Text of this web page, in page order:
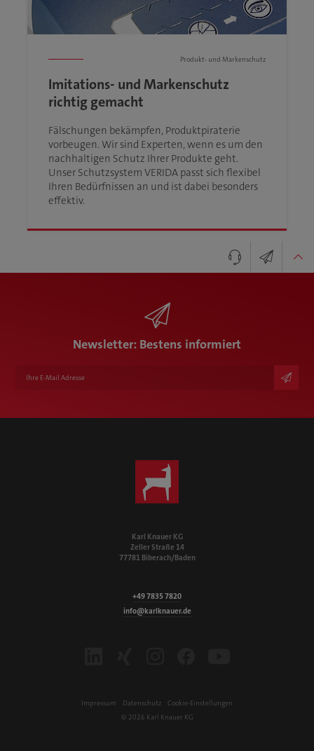
Produkt- und Markenschutz
Imitations- und Markenschutz
richtig gemacht
Fälschungen bekämpfen, Produktpiraterie
vorbeugen. Wir sind Experten, wenn es um den
nachhaltigen Schutz Ihrer Produkte geht.
Unser Schutzsystem VERIDA passt sich flexibel
Ihren Bedürfnissen an und ist dabei besonders
effektiv.
Ihr Kontakt zu Karl Knauer
+49 7835 7820
info@karlknauer.de
Newsletter: Bestens informiert
Karl Knauer KG
Zeller Straße 14
77781 Biberach/Baden
+49 7835 7820
info@karlknauer.de
Impressum Datenschutz
Cookie-Einstellungen
© 2026 Karl Knauer KG